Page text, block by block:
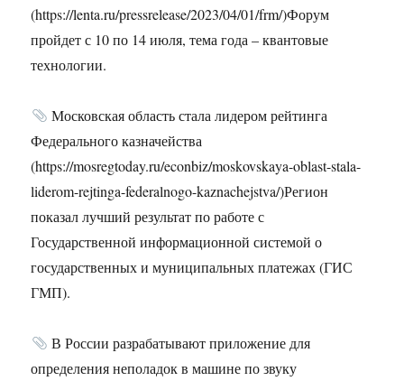
(https://lenta.ru/pressrelease/2023/04/01/frm/)Форум
пройдет с 10 по 14 июля, тема года – квантовые
технологии.
Московская область стала лидером рейтинга
Федерального казначейства
(https://mosregtoday.ru/econbiz/moskovskaya-oblast-stala-
liderom-rejtinga-federalnogo-kaznachejstva/)Регион
показал лучший результат по работе с
Государственной информационной системой о
государственных и муниципальных платежах (ГИС
ГМП).
В России разрабатывают приложение для
определения неполадок в машине по звуку